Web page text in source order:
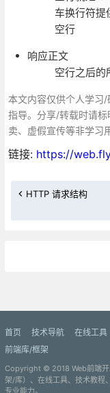
车换行符提
空行
响应正文
空行之后的
本文内容仅供个人学习
指导。分享/转载时请
卖、虚假宣传等非学习
链接: https://
HTTP 请求结构
首页 技术导航 在线工具
前端库/框架